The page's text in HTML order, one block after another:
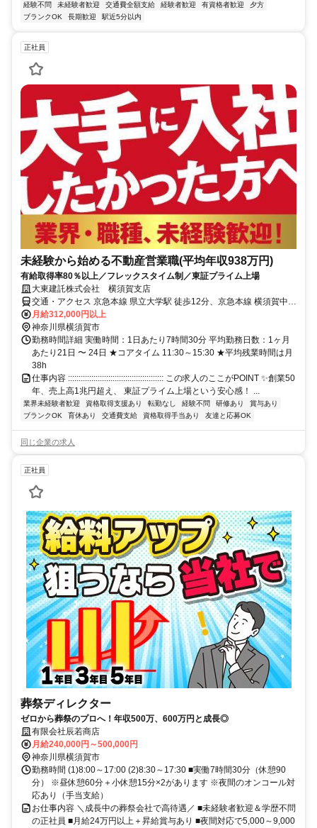
経験不問
未経験者歓迎 交通費全額支給 経験者歓迎 有資格者歓迎
夕方
ブランクOK
長期歓迎 駅近5分以内
正社員
未経験から始める不動産営業職(平均年収938万円)
有給取得率80％以上／フレックスタイム制／東証プライム上場
大東建託株式会社 横須賀支店
交通・アクセス 京急本線 県立大学駅 徒歩12分、京急本線 横須賀中央
駅 徒歩16分
月給312,000円以上
神奈川県横須賀市
勤務時間詳細 実働時間：1日あたり7時間30分 平均勤務日数：1ヶ月
あたり21日 〜 24日 ★コアタイム 11:30～15:30 ★平均残業時間は月
38h
仕事内容 ::::::::::::::::::::::::::::::::::::::::::::: この求人のここがPOINT ✨創業50
年、売上高1兆円超え、 東証プライム上場という安心感！ ...
業界未経験者歓迎 資格取得支援あり 転勤なし 経験不問 研修あり
賞与あり
ブランクOK
育休あり 交通費支給 資格取得手当あり 友達と応募OK
同じ企業の求人
正社員
葬祭ディレクター
ゼロから葬祭のプロへ！年収500万、600万円と成長◎
有限会社辰若商店
月給240,000円～500,000円
神奈川県横須賀市
勤務時間 (1)8:00～17:00 (2)8:30～17:30 ■実働7時間30分（休憩90
分） ※昼休憩60分＋小休憩15分×2があります ※夜間のオンコール対
応あり（手当支給）
お仕事内容 ＼成長中の葬祭会社で高待遇／ ■未経験者歓迎＆学歴不問
の正社員 ■月給24万円以上＋昇給賞与あり ■夜間対応で5,000～9,000